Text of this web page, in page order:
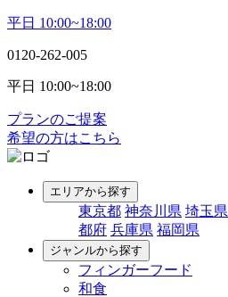
平日 10:00~18:00
0120-262-005
平日 10:00~18:00
プランのご提案
希望の方はこちら
エリアから探す
東京都 神奈川県 埼玉県
都府 兵庫県 福岡県
ジャンルから探す
フィンガーフード
和食